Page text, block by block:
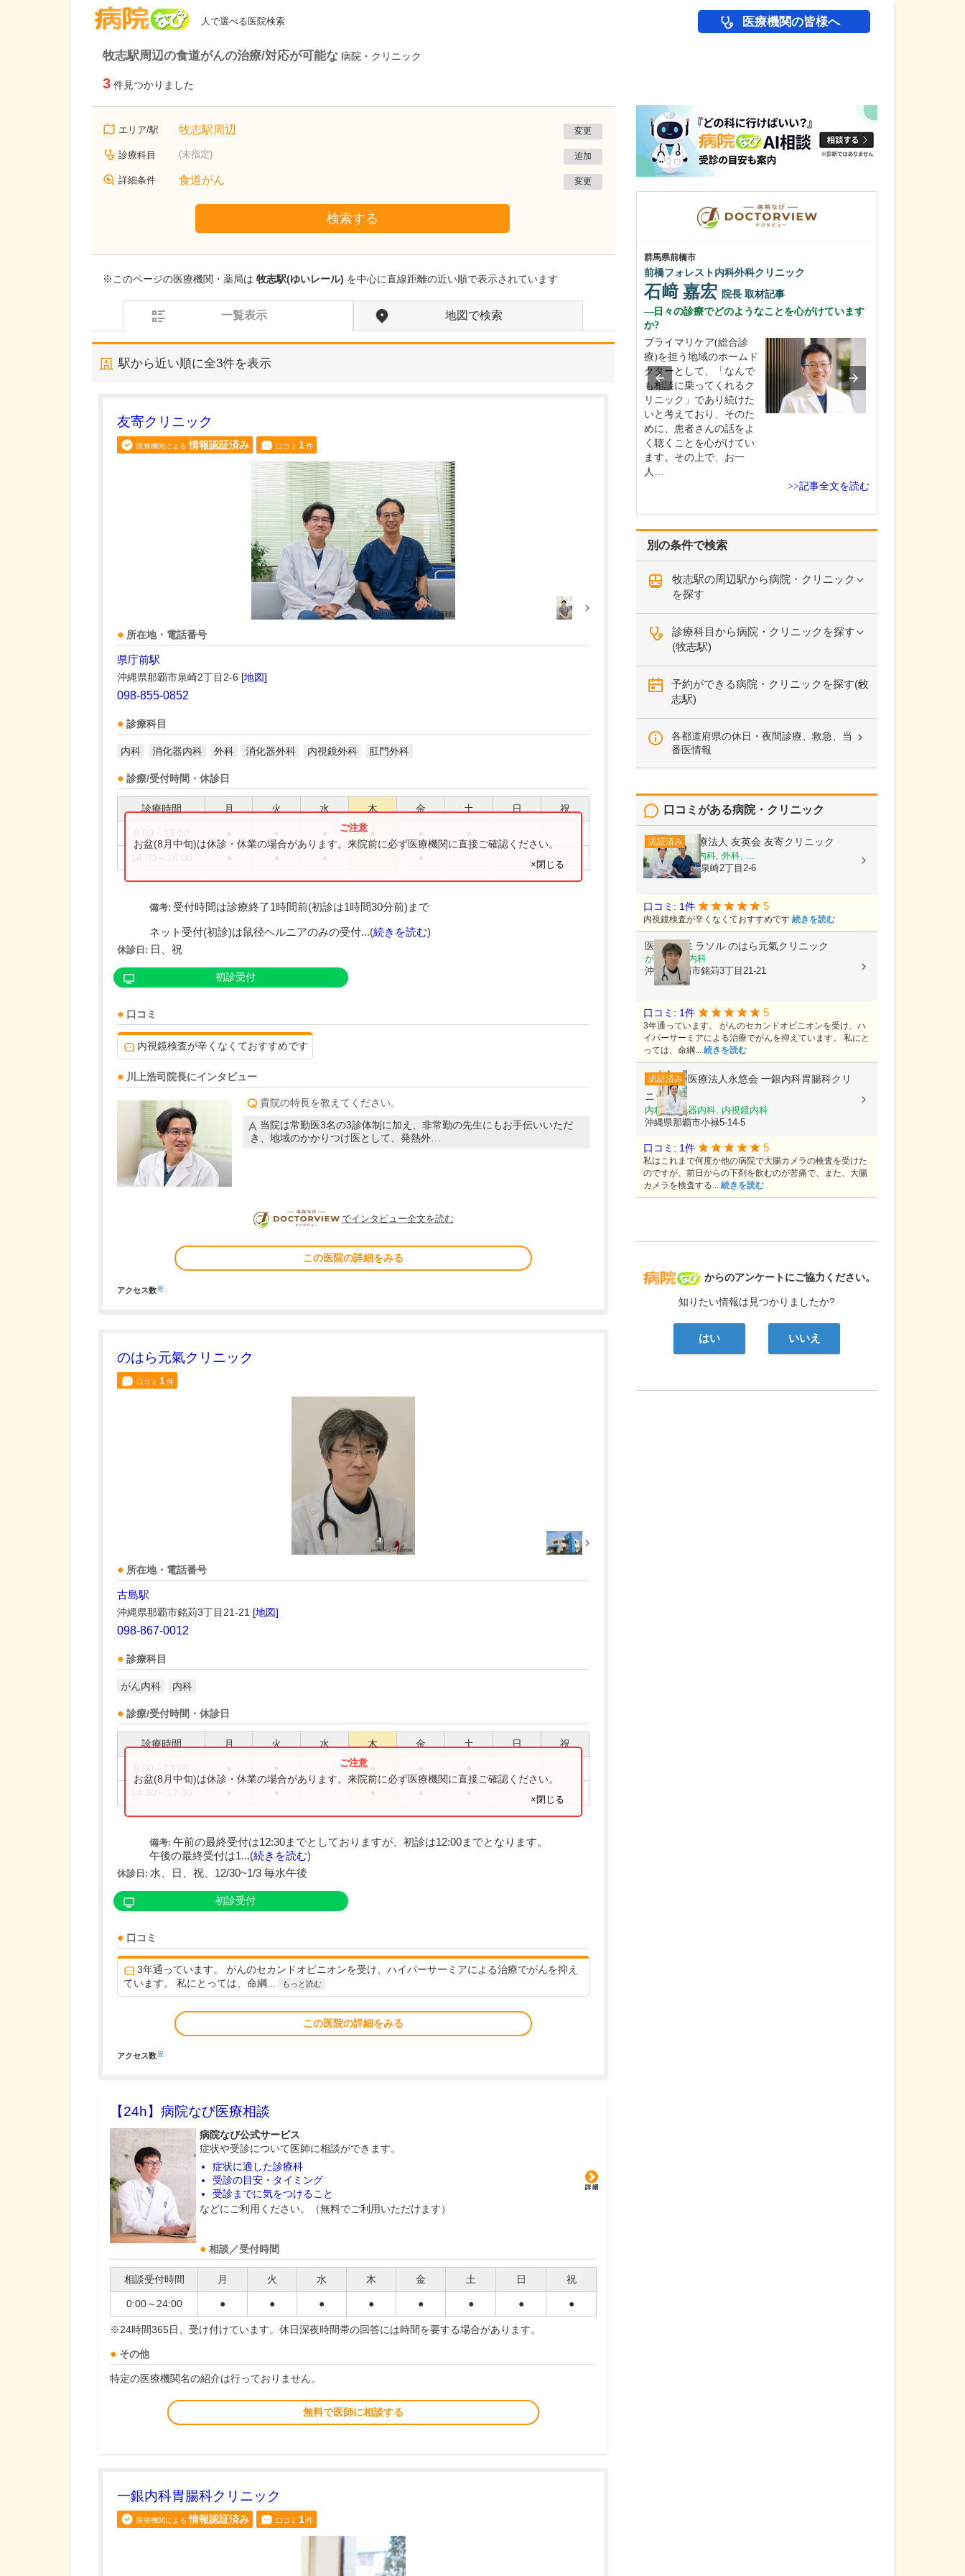
人で選べる医院検索 医療機関の皆様へ
牧志駅周辺の食道がんの治療/対応が可能な 病院・クリニック
3 件見つかりました
エリア/駅 牧志駅周辺 変更
診療科目 (未指定) 追加
詳細条件 食道がん 変更
検索する
※このページの医療機関・薬局は 牧志駅(ゆいレール) を中心に直線距離の近い順で表示されています
一覧表示 地図で検索
駅から近い順に全3件を表示
友寄クリニック
医療機関による 情報認証済み 口コミ 1件
所在地・電話番号
県庁前駅
沖縄県那覇市泉崎2丁目2-6 [地図]
098-855-0852
診療科目
内科 消化器内科 外科 消化器外科 内視鏡外科 肛門外科
診療/受付時間・休診日
診療時間 月 火 水 木 金 土 日 祝
お盆(8月中旬)は休診・休業の場合があります。来院前に必ず医療機関に直接ご確認ください。
×閉じる
備考: 受付時間は診療終了1時間前(初診は1時間30分前)まで
ネット受付(初診)は鼠径ヘルニアのみの受付...(続きを読む)
休診日: 日、祝
初診受付
口コミ
内視鏡検査が辛くなくておすすめです
川上浩司 院長にインタビュー
貴院の特長を教えてください。
当院は常勤医3名の3診体制に加え、非常勤の先生にもお手伝いいただ
き、地域のかかりつけ医として、発熱外…
DOCTORVIEW
でインタビュー全文を読む
この医院の詳細をみる
アクセス数※
のはら元氣クリニック
口コミ 1件
所在地・電話番号
古島駅
沖縄県那覇市銘苅3丁目21-21 [地図]
098-867-0012
診療科目
がん内科 内科
診療/受付時間・休診日
診療時間 月 火 水 木 金 土 日 祝
お盆(8月中旬)は休診・休業の場合があります。来院前に必ず医療機関に直接ご確認ください。
×閉じる
備考: 午前の最終受付は12:30までとしておりますが、初診は12:00までとなります。
午後の最終受付は1...(続きを読む)
休診日: 水、日、祝、12/30~1/3 毎水午後
初診受付
口コミ
3年通っています。 がんのセカンドオピニオンを受け、ハイパーサーミアによる治療でがんを抑え
ています。 私にとっては、命綱...
もっと読む
この医院の詳細をみる
アクセス数※
【24h】 病院なび医療相談
病院なび公式サービス
症状や受診について医師に相談ができます。
症状に適した診療科
受診の目安・タイミング
受診までに気をつけること
などにご利用ください。（無料でご利用いただけます）
相談／受付時間
相談受付時間 月 火 水 木 金 土 日 祝
0:00～24:00 ● ● ● ● ● ● ● ●
※24時間365日、受け付けています。休日深夜時間帯の回答には時間を要する場合があります。
その他
特定の医療機関名の紹介は行っておりません。
無料で医師に相談する
一銀内科胃腸科クリニック
医療機関による 情報認証済み 口コミ 1件
別の条件で検索
牧志駅の周辺駅から病院・クリニック
を探す
診療科目から病院・クリニックを探す
(牧志駅)
予約ができる病院・クリニックを探す(牧
志駅)
各都道府県の休日・夜間診療、救急、当
番医情報
病院なび
からのアンケートにご協力ください。
知りたい情報は見つかりましたか?
はい いいえ
口コミがある病院・クリニック
認証済み 医療法人 友英会 友寄クリニック
内科, 消化器内科, 外科, ...
沖縄県那覇市泉崎2丁目2-6
口コミ: 1件 5
内視鏡検査が辛くなくておすすめです 続きを読む
医療法人ミラソル のはら元氣クリニック
がん内科, 内科
沖縄県那覇市銘苅3丁目21-21
口コミ: 1件 5
3年通っています。 がんのセカンドオピニオンを受け、ハ
イパーサーミアによる治療でがんを抑えています。 私にと
っては、命綱... 続きを読む
認証済み 医療法人永悠会 一銀内科胃腸科クリ
ニック
内科, 消化器内科, 内視鏡内科
沖縄県那覇市小禄5-14-5
口コミ: 1件 5
私はこれまで何度か他の病院で大腸カメラの検査を受けた
のですが、前日からの下剤を飲むのが苦痛で、また、大腸
カメラを検査する... 続きを読む
千葉県千葉市花見川区
真清クリニック
ロービジョンケアについて、どのような診療が
受けられるのか教えてください。
視覚障害というと、身体
を…
群馬県前橋市
前橋フォレスト内科外科クリニック
石﨑 嘉宏 院長 取材記事
日々の診療でどのようなことを心がけています
か?
プライマリケア(総合診
療)を担う地域のホームド
クターとして、「なんで
も相談に乗ってくれるク
リニック」であり続けた
いと考えており、そのた
めに、患者さんの話をよ
く聴くことを心がけてい
ます。その上で、お一
人…
>>記事全文を読む